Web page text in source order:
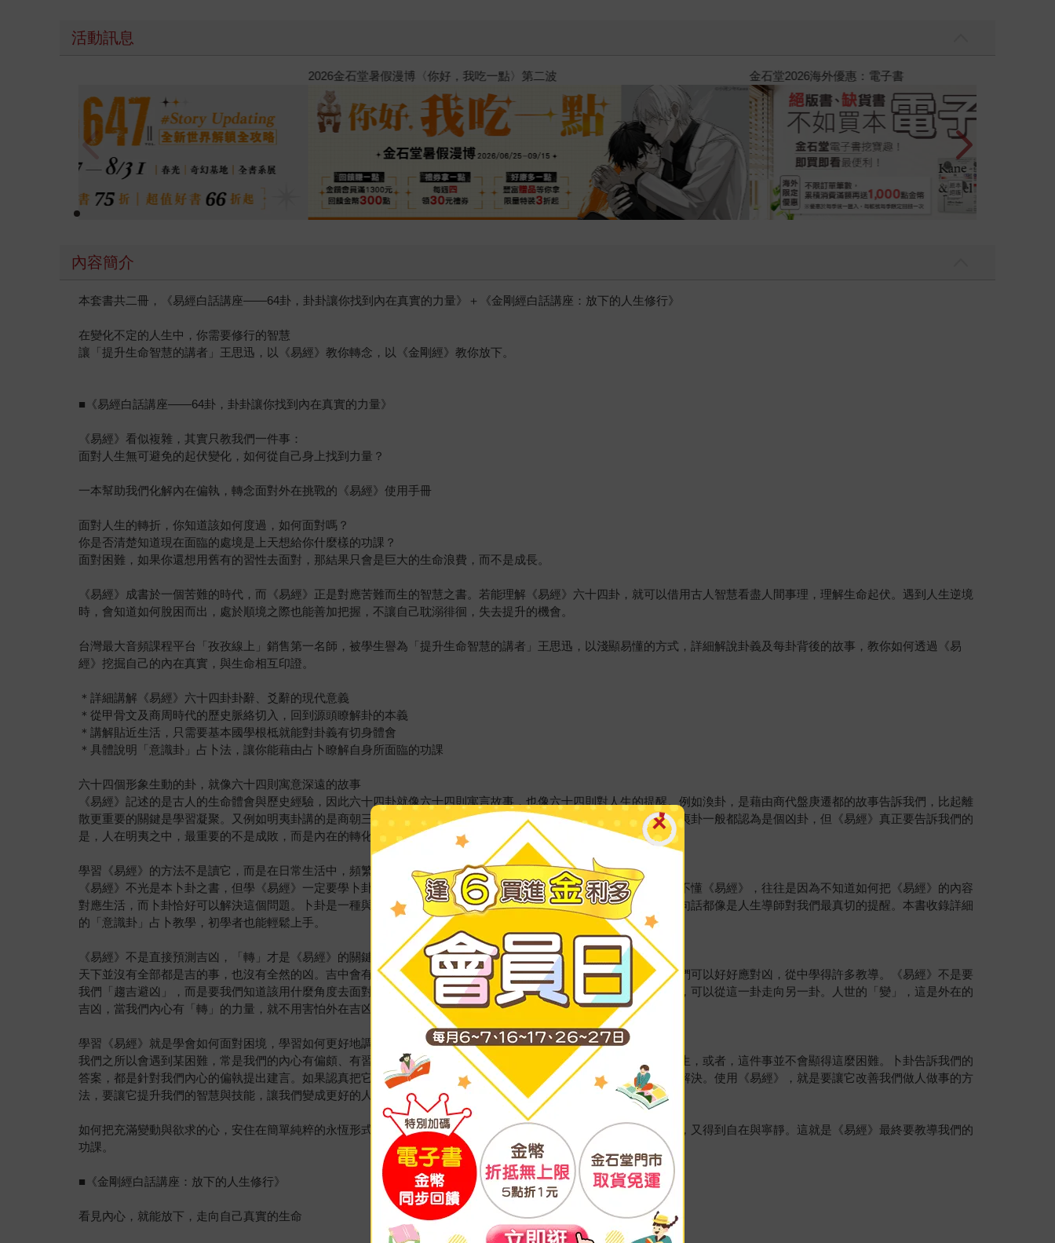
活動訊息
2026金石堂暑假漫博〈你好，我吃一點〉第二波
內容簡介
本套書共二冊，《易經白話講座——64卦，卦卦讓你找到內在真實的力量》＋《金剛經白話講座：放下的人生修行》
在變化不定的人生中，你需要修行的智慧
讓「提升生命智慧的講者」王思迅，以《易經》教你轉念，以《金剛經》教你放下。
■《易經白話講座——64卦，卦卦讓你找到內在真實的力量》
《易經》看似複雜，其實只教我們一件事：
面對人生無可避免的起伏變化，如何從自己身上找到力量？
一本幫助我們化解內在偏執，轉念面對外在挑戰的《易經》使用手冊
面對人生的轉折，你知道該如何度過，如何面對嗎？
你是否清楚知道現在面臨的處境是上天想給你什麼樣的功課？
面對困難，如果你還想用舊有的習性去面對，那結果只會是巨大的生命浪費，而不是成長。
《易經》成書於一個苦難的時代，而《易經》正是對應苦難而生的智慧之書。若能理解《易經》六十四卦，就可以借用古人智慧看盡人間事理，理解生命起伏。遇到人生逆境
時，會知道如何脫困而出，處於順境之際也能善加把握，不讓自己耽溺徘徊，失去提升的機會。
台灣最大音頻課程平台「孜孜線上」銷售第一名師，被學生譽為「提升生命智慧的講者」王思迅，以淺顯易懂的方式，詳細解說卦義及每卦背後的故事，教你如何透過《易
經》挖掘自己的內在真實，與生命相互印證。
＊詳細講解《易經》六十四卦卦辭、爻辭的現代意義
＊從甲骨文及商周時代的歷史脈絡切入，回到源頭瞭解卦的本義
＊講解貼近生活，只需要基本國學根柢就能對卦義有切身體會
＊具體說明「意識卦」占卜法，讓你能藉由占卜瞭解自身所面臨的功課
六十四個形象生動的卦，就像六十四則寓意深遠的故事
《易經》記述的是古人的生命體會與歷史經驗，因此六十四卦就像六十四則寓言故事，也像六十四則對人生的提醒。例如渙卦，是藉由商代盤庚遷都的故事告訴我們，比起離
散更重要的關鍵是學習凝聚。又例如明夷卦講的是商朝三賢人微子、比干及箕子勸誡紂王不成反遭禍的故事。卜到明夷卦一般都認為是個凶卦，但《易經》真正要告訴我們的
是，人在明夷之中，最重要的不是成敗，而是內在的轉化。如果把成敗當成首要，那就完全看錯重點，也顛倒了吉凶。
學習《易經》的方法不是讀它，而是在日常生活中，頻繁地使用它
《易經》不光是本卜卦之書，但學《易經》一定要學卜卦，因為學會卜卦之後，《易經》讀起來就會變得很簡單。讀不懂《易經》，往往是因為不知道如何把《易經》的內容
對應生活，而卜卦恰好可以解決這個問題。卜卦是一種與《易經》對話的方式，它能讓《易經》的文字活過來，每一句話都像是人生導師對我們最真切的提醒。本書收錄詳細
的「意識卦」占卜教學，初學者也能輕鬆上手。
《易經》不是直接預測吉凶，「轉」才是《易經》的關鍵
天下並沒有全部都是吉的事，也沒有全然的凶。吉中會有凶險，凶中也可以得到吉象。凶是無法完全避免的，但是我們可以好好應對凶，從中學得許多教導。《易經》不是要
我們「趨吉避凶」，而是要我們知道該用什麼角度去面對難題。不要困在任何一卦之中，而是要學習在心念一轉之下，可以從這一卦走向另一卦。人世的「變」，這是外在的
吉凶，當我們內心有「轉」的力量，就不用害怕外在吉凶。
學習《易經》就是學會如何面對困境，學習如何更好地調整自己
我們之所以會遇到某困難，常是我們的內心有偏頗、有習性，有失衡的地方。如果我們內心平衡了，困難不一定會發生，或者，這件事並不會顯得這麼困難。卜卦告訴我們的
答案，都是針對我們內心的偏執提出建言。如果認真把它當成人生的功課，我們就能恢復原有的平衡，困難也能得到解決。使用《易經》，就是要讓它改善我們做人做事的方
法，要讓它提升我們的智慧與技能，讓我們變成更好的人。
如何把充滿變動與欲求的心，安住在簡單純粹的永恆形式之中，而且依然充滿創造力，生生不息，既超越矛盾與煩惱，又得到自在與寧靜。這就是《易經》最終要教導我們的
功課。
■《金剛經白話講座：放下的人生修行》
看見內心，就能放下，走向自己真實的生命